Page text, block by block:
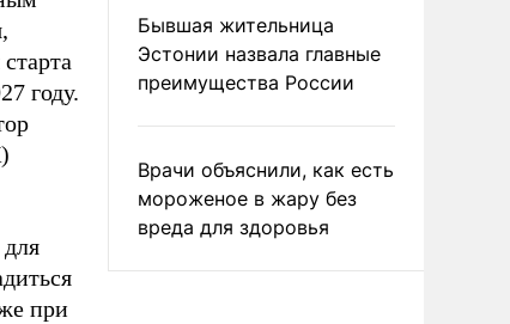
году.
при
Бывшая жительница
Эстонии назвала главные
преимущества России
Врачи объяснили, как есть
мороженое в жару без
вреда для здоровья